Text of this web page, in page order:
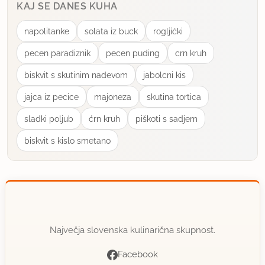
RadaJem
član od 2006 1340 sporočil
1.3.2013 ob 19:00
Super muffini! Uporabila sem Dr. Oetkerjev kakav,
tako da so prišli zelo temni. Slastni in lepega
videza, pa preprosti za pripravo, zato jih ocenjujem
s petico.
KAJ SE DANES KUHA
napolitanke solata iz buck rogljićki
pecen paradiznik pecen puding crn kruh
biskvit s skutinim nadevom jabolcni kis
jajca iz pecice majoneza skutina tortica
sladki poljub ćrn kruh piškoti s sadjem
biskvit s kislo smetano
Največja slovenska kulinarična skupnost.
Facebook